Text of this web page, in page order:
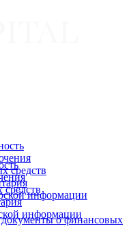
средств
информации
средств
информации
о финансовых